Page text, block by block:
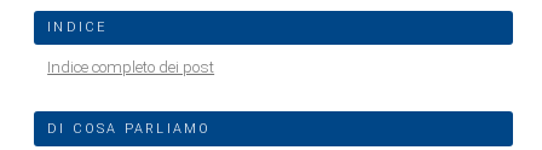
INDICE
Indice completo dei post
DI COSA PARLIAMO